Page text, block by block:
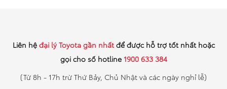
Liên hệ đại lý Toyota gần nhấtđể được hỗ trợ tốt nhất hoặc
gọi cho số hotline 1900 633 384
(Từ 8h - 17h trừ Thứ Bảy, Chủ Nhật và các ngày nghỉ lễ)